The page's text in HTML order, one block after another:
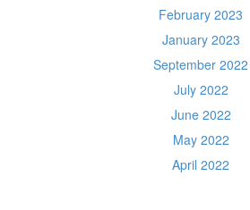
February 2023
January 2023
September 2022
July 2022
June 2022
May 2022
April 2022